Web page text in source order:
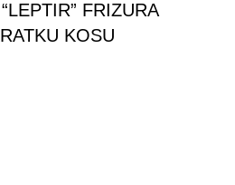
FRIZURA
KOSU